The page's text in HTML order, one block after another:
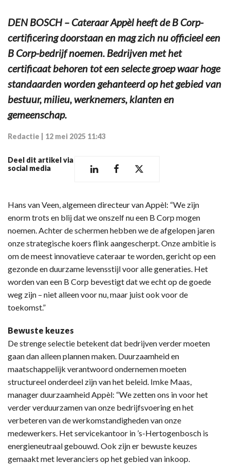
DEN BOSCH – Cateraar Appèl heeft de B Corp-
certificering doorstaan en mag zich nu officieel een
B Corp-bedrijf noemen. Bedrijven met het
certificaat behoren tot een selecte groep waar hoge
standaarden worden gehanteerd op het gebied van
bestuur, milieu, werknemers, klanten en
gemeenschap.
Redactie 12 mei 2025 11:43
Deel dit artikel via
social media
Hans van Veen, algemeen directeur van Appèl: “We zijn
enorm trots en blij dat we onszelf nu een B Corp mogen
noemen. Achter de schermen hebben we de afgelopen jaren
onze strategische koers flink aangescherpt. Onze ambitie is
om de meest innovatieve cateraar te worden, gericht op een
gezonde en duurzame levensstijl voor alle generaties. Het
worden van een B Corp bevestigt dat we echt op de goede
weg zijn – niet alleen voor nu, maar juist ook voor de
toekomst.”
Bewuste keuzes
De strenge selectie betekent dat bedrijven verder moeten
gaan dan alleen plannen maken. Duurzaamheid en
maatschappelijk verantwoord ondernemen moeten
structureel onderdeel zijn van het beleid. Imke Maas,
manager duurzaamheid Appèl: “We zetten ons in voor het
verder verduurzamen van onze bedrijfsvoering en het
verbeteren van de werkomstandigheden van onze
medewerkers. Het servicekantoor in ’s-Hertogenbosch is
energieneutraal gebouwd. Ook zijn er bewuste keuzes
gemaakt met leveranciers op het gebied van inkoop.